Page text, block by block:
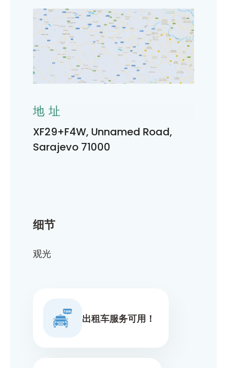
细节
观光
出租车服务可用！
地址
XF29+F4W, Unnamed Road,
Sarajevo 71000